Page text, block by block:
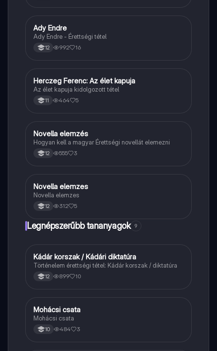
Magyar
Ady Endre
Ady Endre - Érettségi tétel
12 992 16
Magyar
Herczeg Ferenc: Az élet kapuja
Az élet kapuja kidolgozott tétel
11 464 5
Magyar
Novella elemzés
Hogyan kell a magyar Érettségi novellát elemezni
12 555 3
Magyar
Novella elemzes
Novella elemzes
12 312 5
Legnépszerűbb tananyagok 9
Töri
Kádár korszak / Kádári diktatúra
Történelem érettségi tétel: Kádár korszak / diktatúra
12 899 10
Magyar
Mohácsi csata
Mohácsi csata
10 484 3